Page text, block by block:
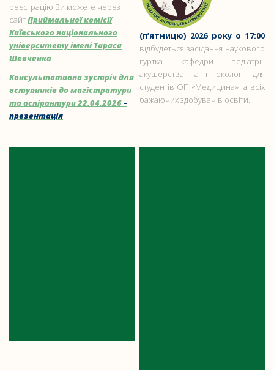
реєстрацію Ви можете через
сайтПриймальної комісії
Київського національного
університету імені Тараса
Шевченка
Консультативна зустріч для
вступників до магістратури
та аспірантури 22.04.2026–
презентація
(п’ятницю) 2026 року о 17:00
відбудеться засідання наукового
гуртка кафедри педіатрії,
акушерства та гінекології для
студентів ОП «Медицина» та всіх
бажаючих здобувачів освіти.